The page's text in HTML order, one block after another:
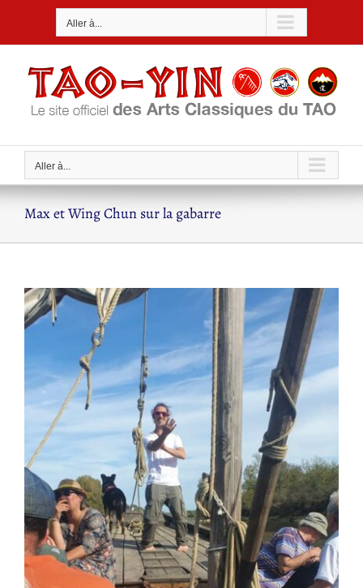
Aller à...
Aller à...
Max et Wing Chun sur la gabarre